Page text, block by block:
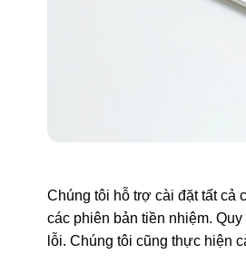
Chúng tôi hỗ trợ cài đặt tất cả
các phiên bản tiền nhiệm.
lỗi. Chúng tôi cũng thực hiện